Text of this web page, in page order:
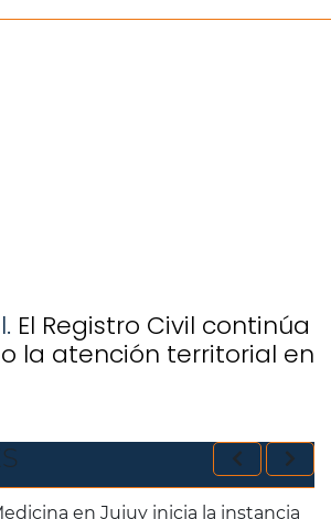
El Registro Civil continúa
la atención territorial en